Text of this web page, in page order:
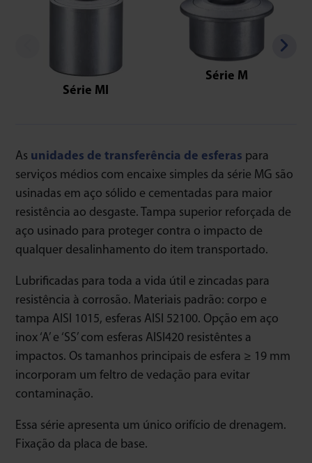
Série MI
Série M
As unidades de transferência de esferas para
serviços médios com encaixe simples da série MG são
usinadas em aço sólido e cementadas para maior
resistência ao desgaste. Tampa superior reforçada de
aço usinado para proteger contra o impacto de
qualquer desalinhamento do item transportado.
Lubrificadas para toda a vida útil e zincadas para
resistência à corrosão. Materiais padrão: corpo e
tampa AISI 1015, esferas AISI 52100. Opção em aço
inox ‘A’ e ‘SS’ com esferas AISI420 resistêntes a
impactos. Os tamanhos principais de esfera ≥ 19 mm
incorporam um feltro de vedação para evitar
contaminação.
Essa série apresenta um único orifício de drenagem.
Fixação da placa de base.